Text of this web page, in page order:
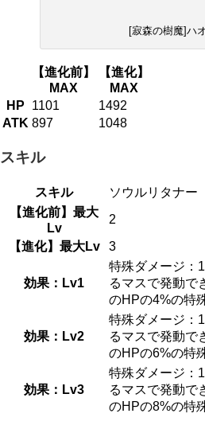
[寂森の樹魔]ハ
【進化前】
MAX
【進化】
MAX
HP
1101
1492
ATK 897 1048
スキル
スキル
ソウルリタナー
【進化前】最大
Lv
2
【進化】最大Lv
3
効果：Lv1
特殊ダメージ：
るマスで発動で
のHPの4%の特
効果：Lv2
特殊ダメージ：
るマスで発動で
のHPの6%の特
効果：Lv3
特殊ダメージ：
るマスで発動で
のHPの8%の特